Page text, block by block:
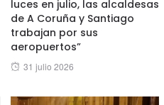
luces en julio, las alcaldesas
de A Coruña y Santiago
trabajan por sus
aeropuertos”
Posted
31 julio 2026